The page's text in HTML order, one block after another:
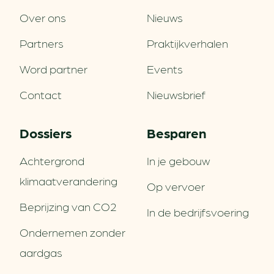
Over ons
Partners
Word partner
Contact
Nieuws
Praktijkverhalen
Events
Nieuwsbrief
Dossiers
Achtergrond
klimaatverandering
Beprijzing van CO2
Ondernemen zonder
aardgas
Besparen
In je gebouw
Op vervoer
In de bedrijfsvoering